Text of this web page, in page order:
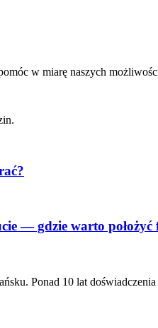
w miarę naszych
— gdzie warto położyć
Ponad 10 lat